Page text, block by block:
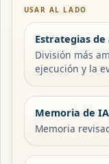
USAR AL LADO
Estrategias
División más
ejecución y la
Memoria de IA
Memoria